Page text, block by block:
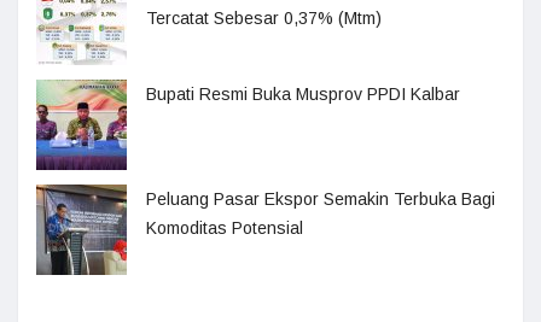
Tercatat Sebesar 0,37% (Mtm)
Bupati Resmi Buka Musprov PPDI Kalbar
Peluang Pasar Ekspor Semakin Terbuka Bagi
Komoditas Potensial